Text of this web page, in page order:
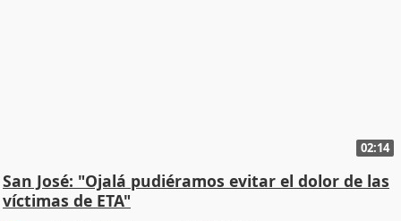
02:14
San José: "Ojalá pudiéramos evitar el dolor de las
víctimas de ETA"